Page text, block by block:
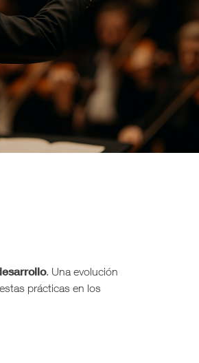
. Una evolución
prácticas en los